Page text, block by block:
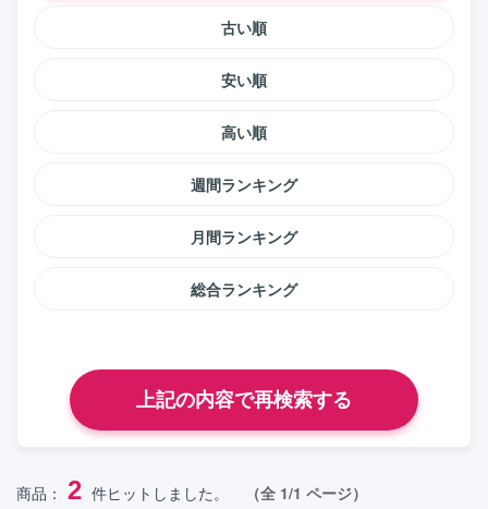
古い順
安い順
高い順
週間ランキング
月間ランキング
総合ランキング
商品： 2 件ヒットしました。 （全 1/1 ページ）